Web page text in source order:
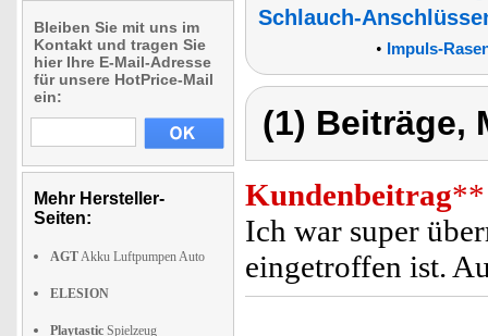
Bleiben Sie mit uns im
Kontakt und tragen Sie
hier Ihre E-Mail-Adresse
für unsere HotPrice-Mail
ein:
Mehr Hersteller-
Seiten:
AGTAkku Luftpumpen Auto
ELESION
Playtastic Spielzeug
Schlauch-
• Impuls-
(1) Beiträge,
Kundenbeitrag**
Ich war super
eingetroffen ist.